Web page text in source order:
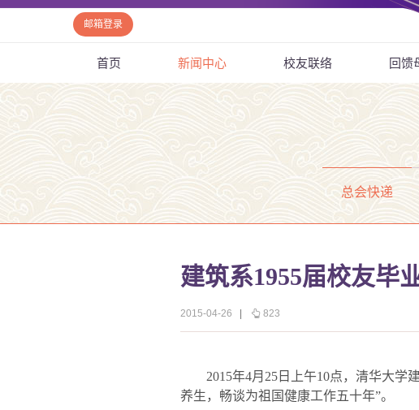
邮箱登录
首页 新闻中心 校友联络 回馈
总会快递
建筑系1955届校友毕
2015-04-26 823
2015年4月 25 日上午10点，清华大学
养生，畅谈为祖国健康工作五十年”。